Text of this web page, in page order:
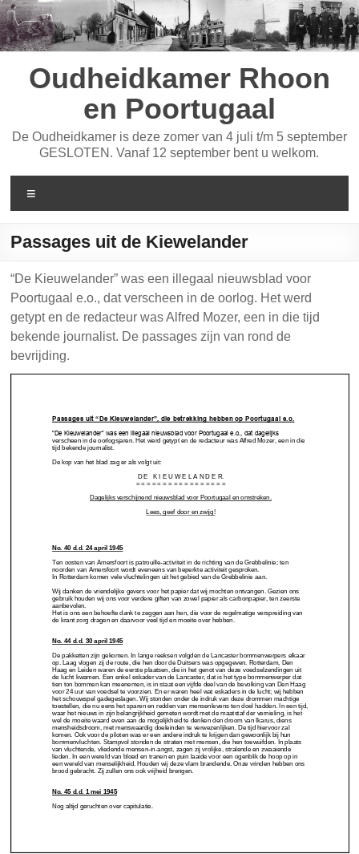
Ga
naar
de
inhoud
Oudheidkamer Rhoon
en Poortugaal
De Oudheidkamer is deze zomer van 4 juli t/m 5 september
GESLOTEN. Vanaf 12 september bent u welkom.
Passages uit de Kiewelander
“De Kieuwelander” was een illegaal nieuwsblad voor
Poortugaal e.o., dat verscheen in de oorlog. Het werd
getypt en de redacteur was Alfred Mozer, een in die tijd
bekende journalist. De passages zijn van rond de
bevrijding.